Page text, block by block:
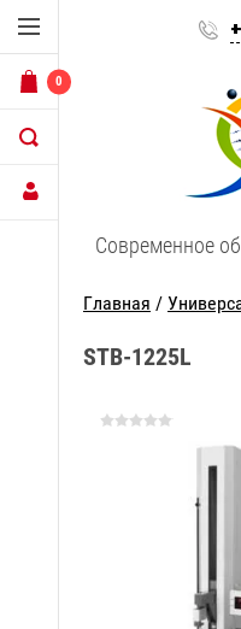
0
Современное
Главная /
STB-1225L